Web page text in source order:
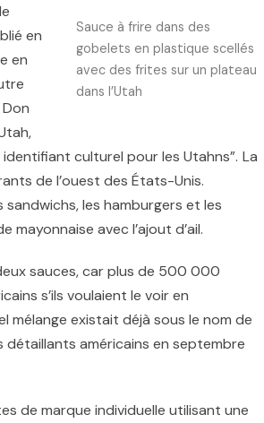
Sauce à frire dans des
gobelets en plastique scellés
avec des frites sur un plateau
dans l’Utah
en
en
culturel pour les Utahns”. La
de l’ouest des États-Unis.
sandwichs, les hamburgers et les
avec l’ajout d’ail.
sauces,car plus de 500 000
s’ils voulaient le voir en
mélange existait déjà sous le nom de
détaillants américains en septembre
de marque individuelle utilisant une